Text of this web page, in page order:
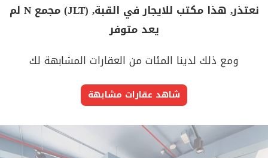
نعتذر, هذا مكتب للايجار في القبة, (JLT) مجمع N لم
يعد متوفر
ومع ذلك لدينا المئات من العقارات المشابهة لك
شاهد عقارات مشابهة